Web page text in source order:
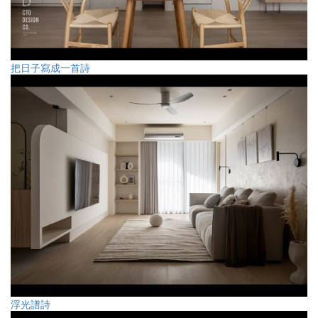
把日子寫成一首詩
浮光譜詩